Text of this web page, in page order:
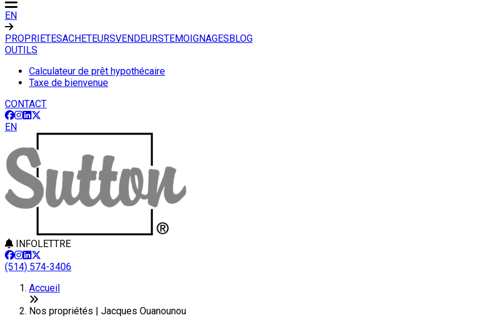
EN
PROPRIETESACHETEURSVENDEURSTEMOIGNAGESBLOG
OUTILS
Calculateur de prêt hypothécaire
Taxe de bienvenue
CONTACT
EN
INFOLETTRE
(514) 574-3406
+
−
Accueil
Nos propriétés | Jacques Ouanounou